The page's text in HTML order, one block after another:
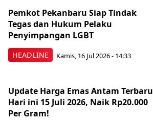
HEADLINE
Pemkot Pekanbaru Siap Tindak
Tegas dan Hukum Pelaku
Penyimpangan LGBT
Kamis, 16 Jul 2026 - 14:33
Update Harga Emas Antam Terbaru
Hari ini 15 Juli 2026, Naik Rp20.000
Per Gram!